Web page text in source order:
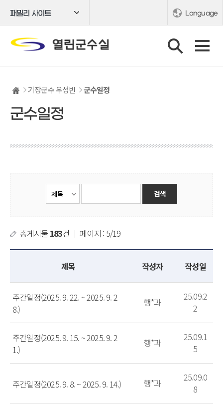
패밀리 사이트 Language
기장군수 우성빈 군수일정
군수일정
총게시물 183건 ｜ 페이지 : 5/19
제목 작성자 작성일
주간일정(2025. 9. 22. ~ 2025. 9. 2
8.)
행*과
25.09.2
2
주간일정(2025. 9. 15. ~ 2025. 9. 2
1.)
행*과
25.09.1
5
주간일정(2025. 9. 8. ~ 2025. 9. 14.) 행*과
25.09.0
8